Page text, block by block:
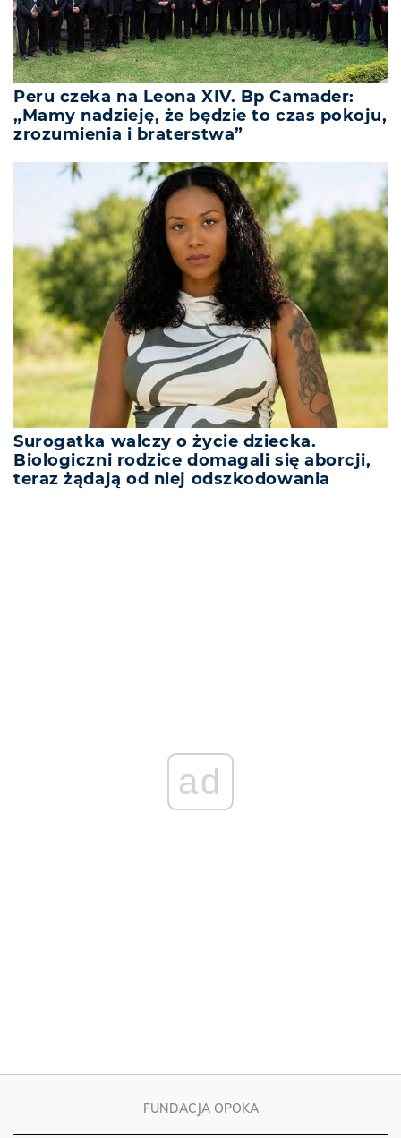
Peru czeka na Leona XIV. Bp Camader:
„Mamy nadzieję, że będzie to czas pokoju,
zrozumienia i braterstwa”
Surogatka walczy o życie dziecka.
Biologiczni rodzice domagali się aborcji,
teraz żądają od niej odszkodowania
FUNDACJA OPOKA